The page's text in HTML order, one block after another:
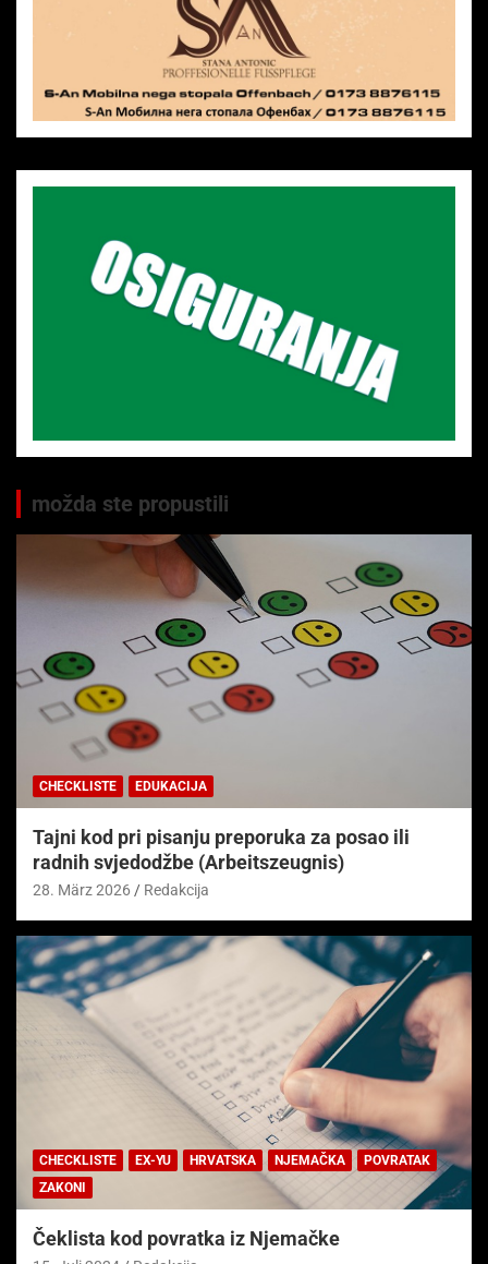
možda ste propustili
CHECKLISTE EDUKACIJA
Tajni kod pri pisanju preporuka za posao ili
radnih svjedodžbe (Arbeitszeugnis)
28. März 2026 Redakcija
CHECKLISTE EX-YU HRVATSKA NJEMAČKA
POVRATAK
ZAKONI
Čeklista kod povratka iz Njemačke